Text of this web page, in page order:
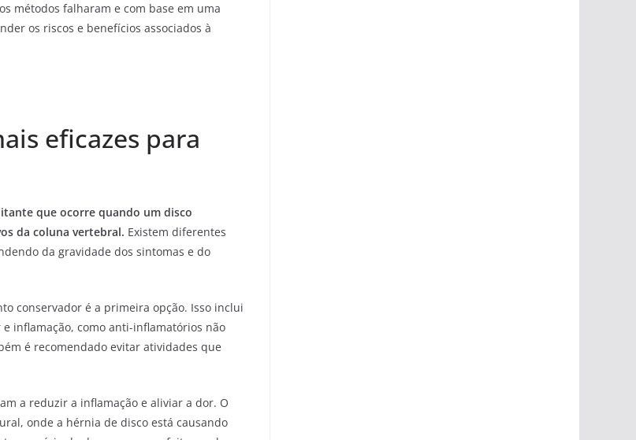
métodos falharam e com base em uma
os riscos e benefícios associados à
eficazes para
que ocorre quando um disco
da coluna vertebral. Existem diferentes
da gravidade dos sintomas e do
conservador é a primeira opção. Isso inclui
inflamação, como anti-inflamatórios não
é recomendado evitar atividades que
a reduzir a inflamação e aliviar a dor. O
onde a hérnia de disco está causando